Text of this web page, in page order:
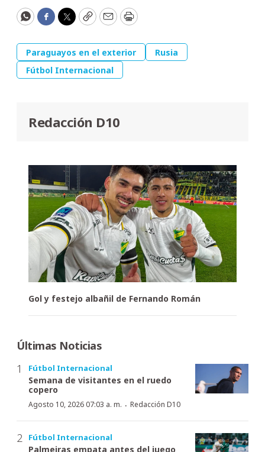
WhatsApp
Facebook
Twitter
CopyEmailPrint
Paraguayos en el exterior
Rusia
Fútbol Internacional
Redacción D10
Gol y festejo albañil de Fernando Román
Últimas Noticias
Fútbol Internacional
Semana de visitantes en el ruedo
copero
Agosto 10, 2026 07:03 a. m. · Redacción D10
Fútbol Internacional
Palmeiras empata antes del juego